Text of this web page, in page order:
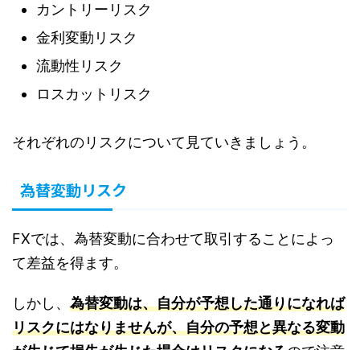
カントリーリスク
金利変動リスク
流動性リスク
ロスカットリスク
それぞれのリスクについて見ていきましょう。
為替変動リスク
FXでは、為替変動に合わせて取引することによっ
て差益を得ます。
しかし、 為替変動は、自分が予想した通りになれば
リスクにはなりませんが、自分の予想と異なる変動